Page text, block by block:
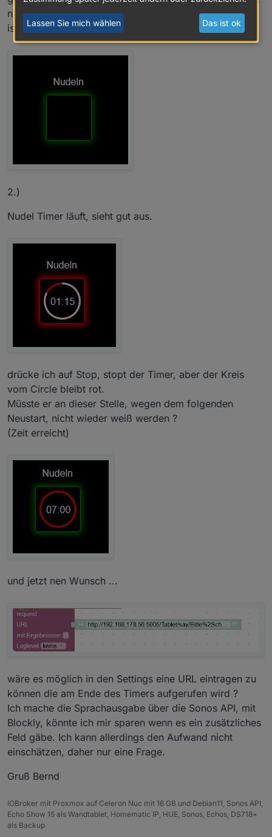
nicht )
ist das Circle auch weg
2.)
Nudel Timer läuft, sieht gut aus.
drücke ich auf Stop, stopt der Timer, aber der Kreis
vom Circle bleibt rot.
Müsste er an dieser Stelle, wegen dem folgenden
Neustart, nicht wieder weiß werden ?
(Zeit erreicht)
und jetzt nen Wunsch ...
wäre es möglich in den Settings eine URL eintragen zu
können die am Ende des Timers aufgerufen wird ?
Ich mache die Sprachausgabe über die Sonos API, mit
Blockly, könnte ich mir sparen wenn es ein zusätzliches
Feld gäbe. Ich kann allerdings den Aufwand nicht
einschätzen, daher nur eine Frage.
Gruß Bernd
IOBroker mit Proxmox auf Celeron Nuc mit 16 GB und Debian11, Sonos API,
Echo Show 15 als Wandtablet, Homematic IP, HUE, Sonos, Echos, DS718+
als Backup
Lassen Sie mich wählen Das ist ok